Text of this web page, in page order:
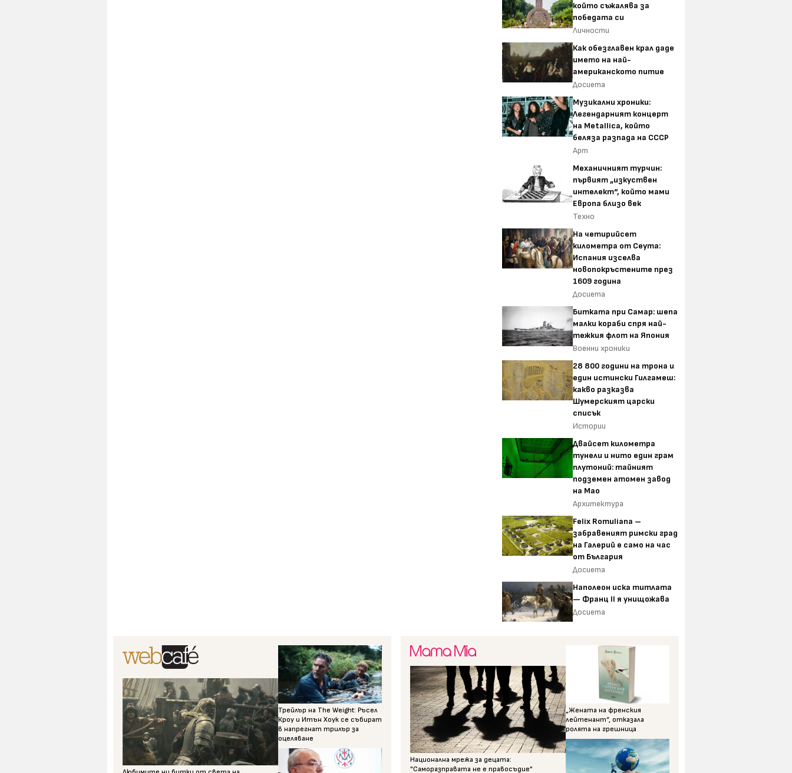
който съжалява за
победата си
Личности
Как обезглавен крал даде
името на най-
американското питие
Досиета
Музикални хроники:
Легендарният концерт
на Metallica, който
беляза разпада на СССР
Арт
Механичният турчин:
първият „изкуствен
интелект“, който мами
Европа близо век
Техно
На четирийсет
километра от Сеута:
Испания изселва
новопокръстените през
1609 година
Досиета
Битката при Самар: шепа
малки кораби спря най-
тежкия флот на Япония
Военни хроники
28 800 години на трона и
един истински Гилгамеш:
какво разказва
Шумерският царски
списък
Истории
Двайсет километра
тунели и нито един грам
плутоний: тайният
подземен атомен завод
на Мао
Архитектура
Felix Romuliana –
забравеният римски град
на Галерий е само на час
от България
Досиета
Наполеон иска титлата
— Франц II я унищожава
Досиета
Трейлър на The Weight: Ръсел
Кроу и Итън Хоук се събират
в напрегнат трилър за
оцеляване
Национална мрежа за децата:
"Саморазправата не е правосъдие"
„Жената на френския
лейтенант“, отказала
ролята на грешница